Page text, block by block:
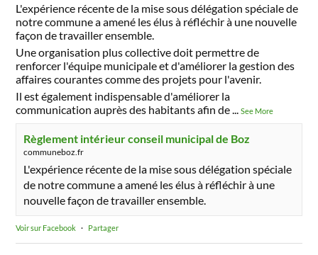
L'expérience récente de la mise sous délégation spéciale de
notre commune a amené les élus à réfléchir à une nouvelle
façon de travailler ensemble.
Une organisation plus collective doit permettre de
renforcer l'équipe municipale et d'améliorer la gestion des
affaires courantes comme des projets pour l'avenir.
Il est également indispensable d'améliorer la
communication auprès des habitants afin de
...See More
Règlement intérieur conseil municipal de Boz
communeboz.fr
L'expérience récente de la mise sous délégation spéciale
de notre commune a amené les élus à réfléchir à une
nouvelle façon de travailler ensemble.
Voir sur Facebook · Partager